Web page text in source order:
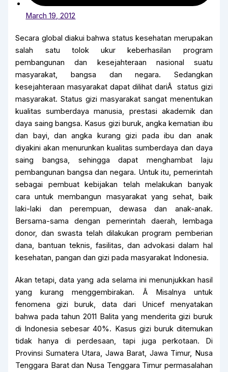
March 19, 2012
Secara global diakui bahwa status kesehatan merupakan
salah satu tolok ukur keberhasilan program
pembangunan dan kesejahteraan nasional suatu
masyarakat, bangsa dan negara. Sedangkan
kesejahteraan masyarakat dapat dilihat dariÂ status gizi
masyarakat. Status gizi masyarakat sangat menentukan
kualitas sumberdaya manusia, prestasi akademik dan
daya saing bangsa. Kasus gizi buruk, angka kematian ibu
dan bayi, dan angka kurang gizi pada ibu dan anak
diyakini akan menurunkan kualitas sumberdaya dan daya
saing bangsa, sehingga dapat menghambat laju
pembangunan bangsa dan negara. Untuk itu, pemerintah
sebagai pembuat kebijakan telah melakukan banyak
cara untuk membangun masyarakat yang sehat, baik
laki-laki dan perempuan, dewasa dan anak-anak.
Bersama-sama dengan pemerintah daerah, lembaga
donor, dan swasta telah dilakukan program pemberian
dana, bantuan teknis, fasilitas, dan advokasi dalam hal
kesehatan, pangan dan gizi pada masyarakat Indonesia.
Akan tetapi, data yang ada selama ini menunjukkan hasil
yang kurang menggembirakan. Â Misalnya untuk
fenomena gizi buruk, data dari Unicef menyatakan
bahwa pada tahun 2011 Balita yang menderita gizi buruk
di Indonesia sebesar 40%. Kasus gizi buruk ditemukan
tidak hanya di perdesaan, tapi juga perkotaan. Di
Provinsi Sumatera Utara, Jawa Barat, Jawa Timur, Nusa
Tenggara Barat dan Nusa Tenggara Timur permasalahan